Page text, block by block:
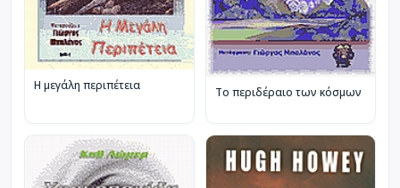
Η μεγάλη περιπέτεια Το περιδέραιο των κόσμων